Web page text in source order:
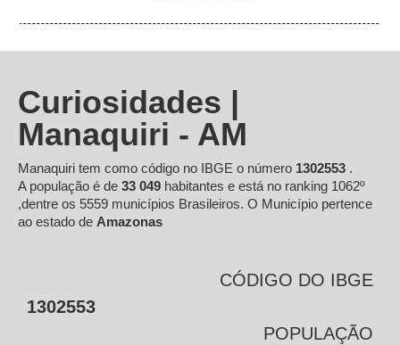
Curiosidades |
Manaquiri - AM
Manaquiri tem como código no IBGE o número 1302553 .
A população é de 33 049 habitantes e está no ranking 1062º
,dentre os 5559 municípios Brasileiros. O Município pertence
ao estado de Amazonas
CÓDIGO DO IBGE
1302553
POPULAÇÃO